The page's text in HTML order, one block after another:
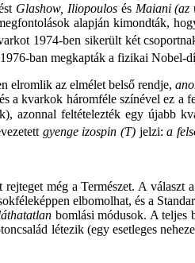
Glashow, Iliopoulos és Maiani (az
alapján kimondták,
1974-ben sikerült két
1976-ban megkapták a fizikai Nobel-
elromlik az elmélet belső rendje,
a kvarkok háromféle színével ez a
azonnal feltételezték egy újabb
gyenge izospin (T) jelzi:a
még a Természet. A választ
elbomolhat, és a
bomlási módusok. A teljes
létezik (egy esetleges